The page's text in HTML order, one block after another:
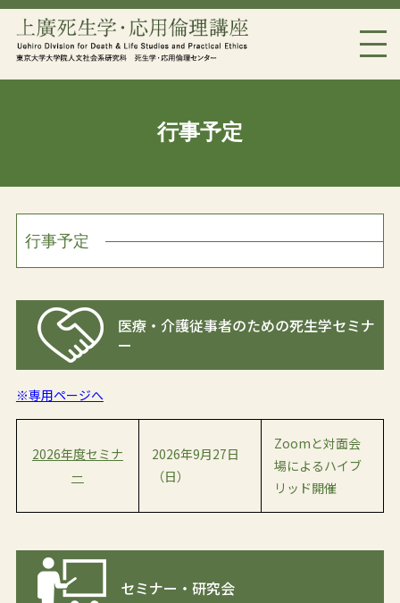
行事予定
行事予定
医療・介護従事者のための死生学セミナ
ー
※専用ページへ
2026年度セミナ
ー
2026年9月27日
（日）
Zoomと対面会
場によるハイブ
リッド開催
セミナー・研究会